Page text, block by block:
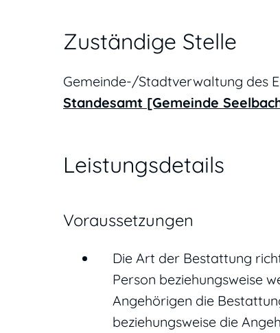
Zuständige Stelle
Gemeinde-/Stadtverwaltung des
Standesamt [Gemeinde
Leistungsdetails
Voraussetzungen
Die Art der Bestattung
Person beziehungsweise
Angehörigen die
beziehungsweise die